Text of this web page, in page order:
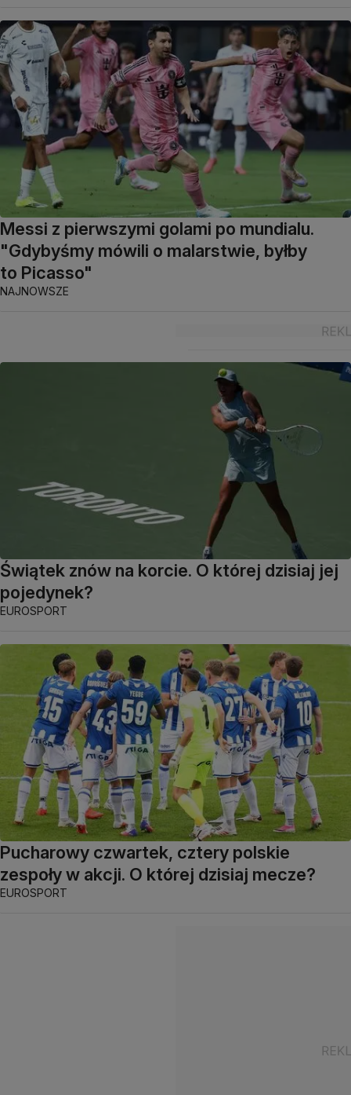
Messi z pierwszymi golami po mundialu.
"Gdybyśmy mówili o malarstwie, byłby
to Picasso"
NAJNOWSZE
Świątek znów na korcie. O której dzisiaj jej
pojedynek?
EUROSPORT
Pucharowy czwartek, cztery polskie
zespoły w akcji. O której dzisiaj mecze?
EUROSPORT